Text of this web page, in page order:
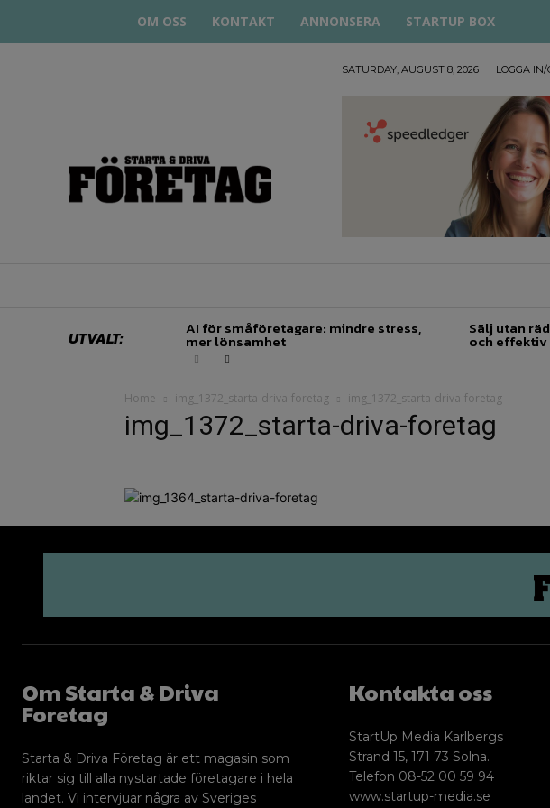
OM OSS KONTAKT ANNONSERA STARTUP BOX
SATURDAY, AUGUST 8, 2026 LOGGA
UTVALT: AI för småföretagare: mindre stress,
mer lönsamhet
Sälj utan
och
Home img_1372_starta-driva-foretag img_1372_starta-driva-foretag
img_1372_starta-driva-foretag
Om Starta & Driva
Foretag
Starta & Driva Företag är ett magasin som
riktar sig till alla nystartade företagare i hela
landet. Vi intervjuar några av Sveriges
Kontakta oss
StartUp Media Karlbergs
Strand 15, 171 73 Solna.
Telefon 08-52 00 59 94
www.startup-media.se